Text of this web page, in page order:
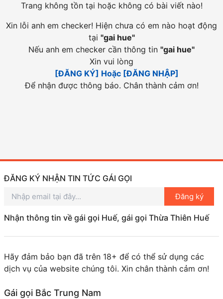
Trang không tồn tại hoặc không có bài viết nào!
Xin lỗi anh em checker! Hiện chưa có em nào hoạt động
tại "gai hue"
Nếu anh em checker cần thông tin "gai hue"
Xin vui lòng
[ĐĂNG KÝ] Hoặc [ĐĂNG NHẬP]
Để nhận được thông báo. Chân thành cảm ơn!
ĐĂNG KÝ NHẬN TIN TỨC GÁI GỌI
Đăng ký
Nhận thông tin về gái gọi Huế, gái gọi Thừa Thiên Huế
Hãy đảm bảo bạn đã trên 18+ để có thể sử dụng các
dịch vụ của website chúng tôi. Xin chân thành cảm ơn!
Gái gọi Bắc Trung Nam